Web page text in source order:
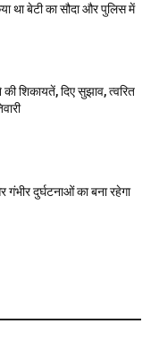
था बेटी का सौदा और पुलिस में
शिकायतें, दिए सुझाव, त्वरित
दुर्घटनाओं का बना रहेगा